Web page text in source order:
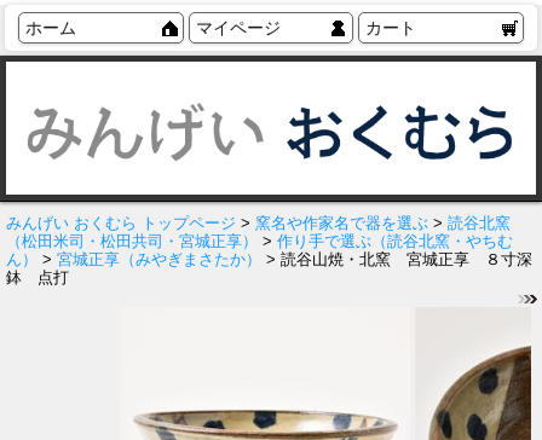
ホーム マイページ カート
みんげい おくむら トップページ > 窯名や作家名で器を選ぶ > 読谷北窯
（松田米司・松田共司・宮城正享）
> 作り手で選ぶ（読谷北窯・やちむ
ん）
> 宮城正享（みやぎまさたか）
> 読谷山焼・北窯 宮城正享 ８寸深
鉢 点打